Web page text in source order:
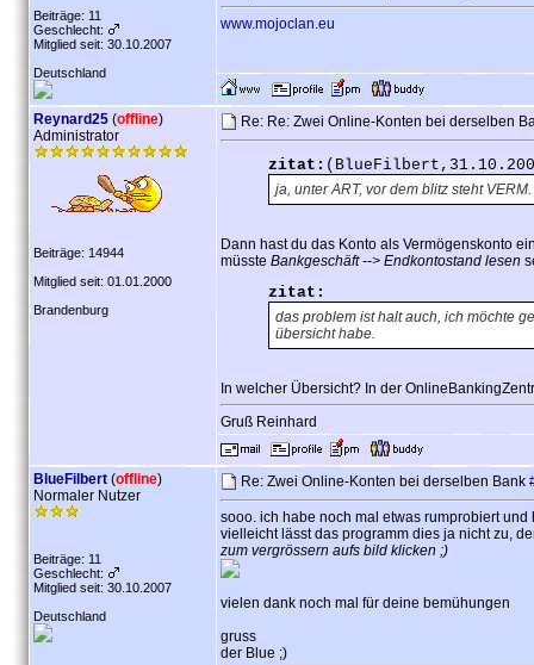
Beiträge: 11
Geschlecht:
Mitglied seit: 30.10.2007
Deutschland
www.mojoclan.eu
Reynard25 (offline)
Administrator
Beiträge: 14944
Mitglied seit: 01.01.2000
Brandenburg
Re: Re: Zwei Online-Konten bei derselben
zitat:
ja, unter ART, vor dem blitz steht VERM.
Dann hast du das Konto als Vermögenskonto
müsste Bankgeschäft --> Endkontostand lesen
zitat:
das problem ist halt auch, ich möchte
übersicht habe.
In welcher Übersicht? In der
Gruß Reinhard
BlueFilbert (offline)
Normaler Nutzer
Beiträge: 11
Geschlecht:
Mitglied seit: 30.10.2007
Deutschland
Re: Zwei Online-Konten bei derselben Bank
sooo. ich habe noch mal etwas rumprobiert
vielleicht lässt das programm dies ja nicht zu,
zum vergrössern aufs bild klicken ;)
vielen dank noch mal für deine bemühungen
gruss
der Blue ;)